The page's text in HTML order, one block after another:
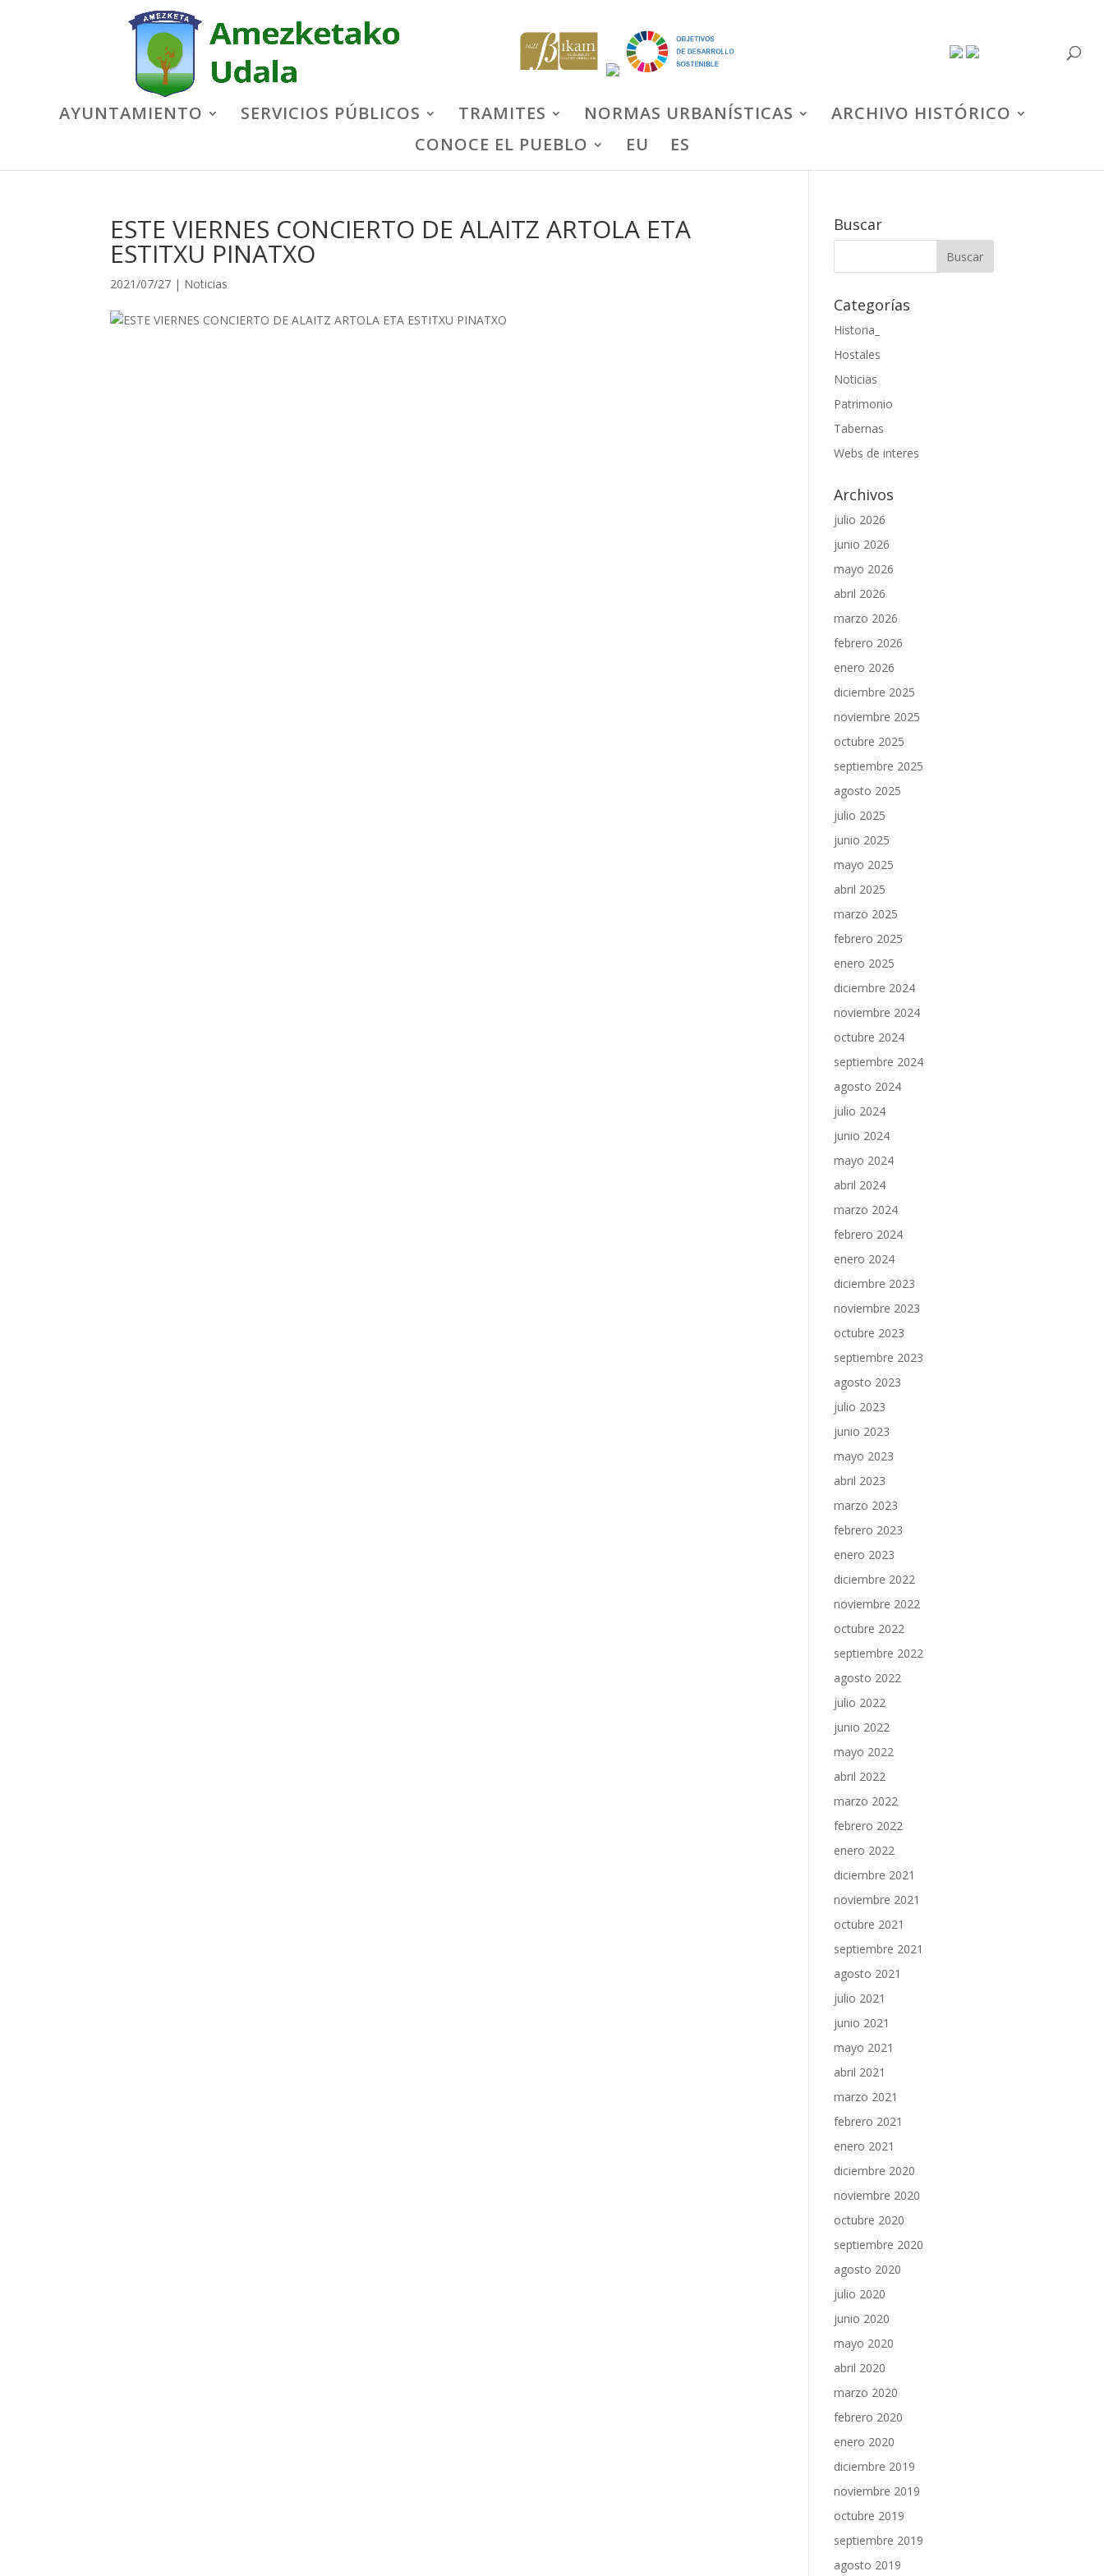
AYUNTAMIENTO SERVICIOS PÚBLICOS TRAMITES NORMAS URBANÍSTICAS
ARCHIVO HISTÓRICO
CONOCE EL PUEBLO
EU ES
ESTE VIERNES CONCIERTO DE ALAITZ ARTOLA ETA
ESTITXU PINATXO
2021/07/27 | Noticias
Buscar
Categorías
Historia_
Hostales
Noticias
Patrimonio
Tabernas
Webs de interes
Archivos
julio 2026
junio 2026
mayo 2026
abril 2026
marzo 2026
febrero 2026
enero 2026
diciembre 2025
noviembre 2025
octubre 2025
septiembre 2025
agosto 2025
julio 2025
junio 2025
mayo 2025
abril 2025
marzo 2025
febrero 2025
enero 2025
diciembre 2024
noviembre 2024
octubre 2024
septiembre 2024
agosto 2024
julio 2024
junio 2024
mayo 2024
abril 2024
marzo 2024
febrero 2024
enero 2024
diciembre 2023
noviembre 2023
octubre 2023
septiembre 2023
agosto 2023
julio 2023
junio 2023
mayo 2023
abril 2023
marzo 2023
febrero 2023
enero 2023
diciembre 2022
noviembre 2022
octubre 2022
septiembre 2022
agosto 2022
julio 2022
junio 2022
mayo 2022
abril 2022
marzo 2022
febrero 2022
enero 2022
diciembre 2021
noviembre 2021
octubre 2021
septiembre 2021
agosto 2021
julio 2021
junio 2021
mayo 2021
abril 2021
marzo 2021
febrero 2021
enero 2021
diciembre 2020
noviembre 2020
octubre 2020
septiembre 2020
agosto 2020
julio 2020
junio 2020
mayo 2020
abril 2020
marzo 2020
febrero 2020
enero 2020
diciembre 2019
noviembre 2019
octubre 2019
septiembre 2019
agosto 2019